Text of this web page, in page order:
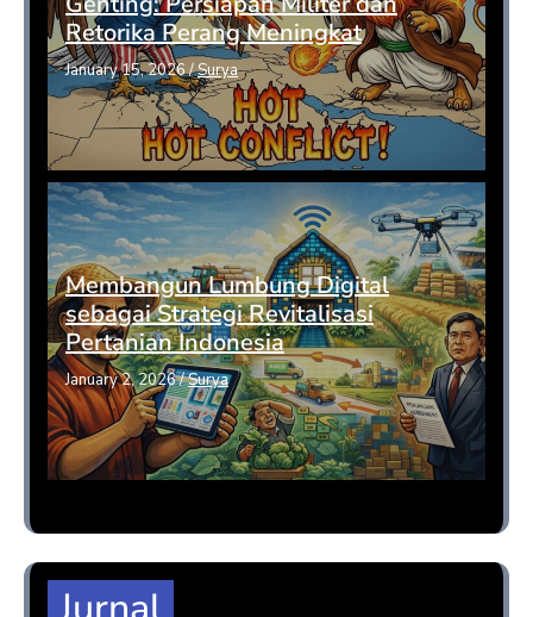
Retorika Perang Meningkat
January 15, 2026/Surya
Membangun Lumbung Digital
sebagai Strategi Revitalisasi
Pertanian Indonesia
January 2, 2026/Surya